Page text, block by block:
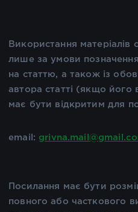
Використання
лише за умови
на статтю, а також із
автора статті (якщо його
має бути відкритим для
email:
Посилання має бути
повного або часткового